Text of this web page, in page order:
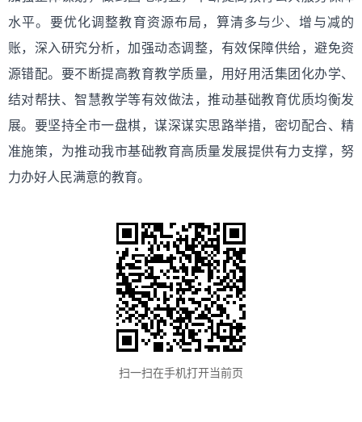
水平。要优化调整教育资源布局，算清多与少、增与减的
账，深入研究分析，加强动态调整，有效保障供给，避免资
源错配。要不断提高教育教学质量，用好用活集团化办学、
结对帮扶、智慧教学等有效做法，推动基础教育优质均衡发
展。要坚持全市一盘棋，谋深谋实思路举措，密切配合、精
准施策，为推动我市基础教育高质量发展提供有力支撑，努
力办好人民满意的教育。
扫一扫在手机打开当前页